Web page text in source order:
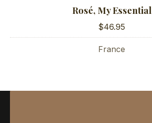
Rosé, My Essential
$46.95
France